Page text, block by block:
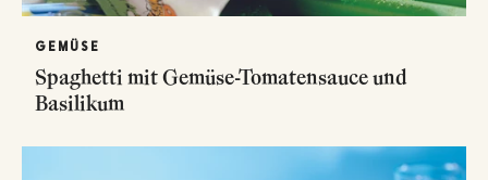
GEMÜSE
Spaghetti mit Gemüse-Tomatensauce und
Basilikum